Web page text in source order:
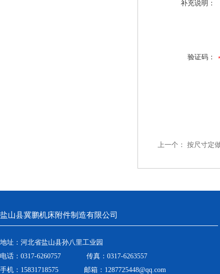
补充说明：
验证码：
上一个： 按尺寸定
盐山县冀鹏机床附件制造有限公司
地址：河北省盐山县孙八里工业园
电话：0317-6260757 传真：0317-6263557
手机：15831718575 邮箱：1287725448@qq.com